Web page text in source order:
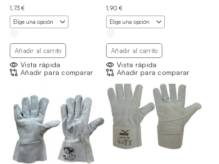
1,73€
Añadir al carrito
Vista rápida
Añadir para comparar
1,90€
Añadir al carrito
Vista rápida
Añadir para comparar